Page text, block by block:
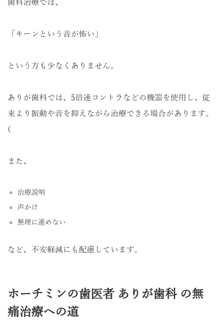
歯科治療では、
「キーンという音が怖い」
という方も少なくありません。
ありが歯科では、5倍速コントラなどの機器を使用し、従
来より振動や音を抑えながら治療できる場合があります。
(
また、
治療説明
声かけ
無理に進めない
など、不安軽減にも配慮しています。
ホーチミンの歯医者 ありが歯科 の無
痛治療への道